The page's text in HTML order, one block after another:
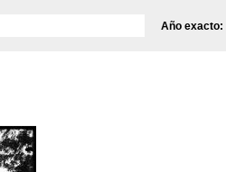
Año exacto: